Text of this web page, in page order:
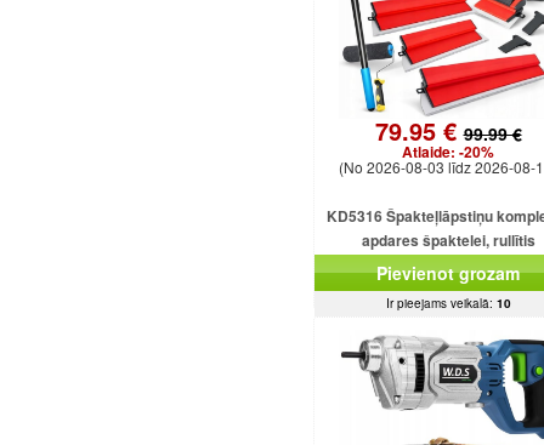
79.95 €99.99 €
Atlaide: -20%
(No 2026-08-03 līdz 2026-08-
KD5316 Špakteļlāpstiņu
apdares špaktelei, rullītis
25/40/60/80/100 cm.
Pievienot grozam
Ir pieejams veikalā: 10